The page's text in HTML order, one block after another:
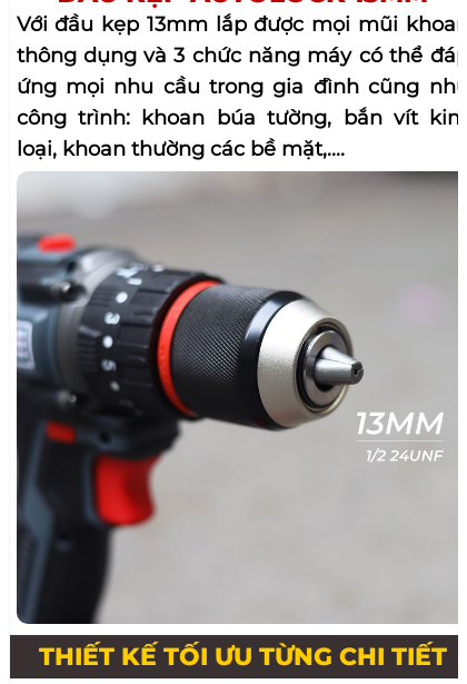
Với đầu kẹp 13mm lắp được mọi mũi khoan
thông dụng và 3 chức năng máy có thể đáp
ứng mọi nhu cầu trong gia đình cũng như
công trình: khoan búa tường, bắn vít kim
loại, khoan thường các bề mặt,....
THIẾT KẾ TỐI ƯU TỪNG CHI TIẾT